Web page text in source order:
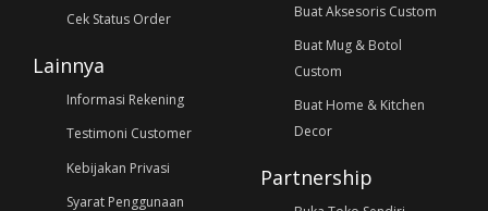
Cek Status Order
Lainnya
Informasi Rekening
Testimoni Customer
Kebijakan Privasi
Syarat Penggunaan
Buat Aksesoris Custom
Buat Mug & Botol
Custom
Buat Home & Kitchen
Decor
Partnership